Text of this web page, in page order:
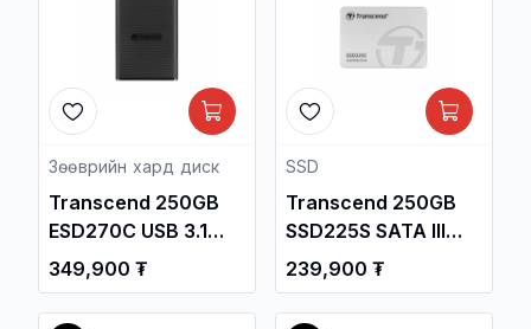
Зөөврийн хард диск
Transcend 250GB
ESD270C USB 3.1
Gen2 Type-C
Portable SSD
TS250GESD270C /
349,900 ₮
SSD
Transcend 250GB
SSD225S SATA III
2.5-Inch Internal SSD
/TS250GSSD225S/
239,900 ₮